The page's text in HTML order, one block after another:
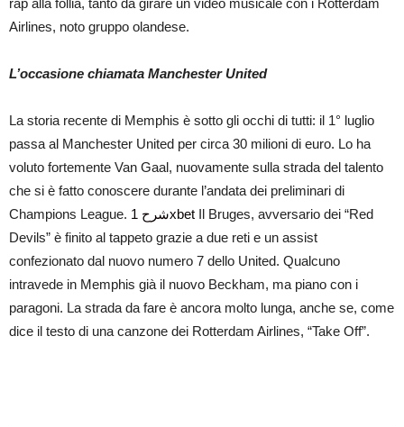
rap alla follia, tanto da girare un video musicale con i Rotterdam
Airlines, noto gruppo olandese.
L’occasione chiamata Manchester United
La storia recente di Memphis è sotto gli occhi di tutti: il 1° luglio
passa al Manchester United per circa 30 milioni di euro. Lo ha
voluto fortemente Van Gaal, nuovamente sulla strada del talento
che si è fatto conoscere durante l’andata dei preliminari di
Champions League.
شرح 1xbet Il Bruges, avversario dei “Red
Devils” è finito al tappeto grazie a due reti e un assist
confezionato dal nuovo numero 7 dello United. Qualcuno
intravede in Memphis già il nuovo Beckham, ma piano con i
paragoni. La strada da fare è ancora molto lunga, anche se, come
dice il testo di una canzone dei Rotterdam Airlines, “Take Off”.